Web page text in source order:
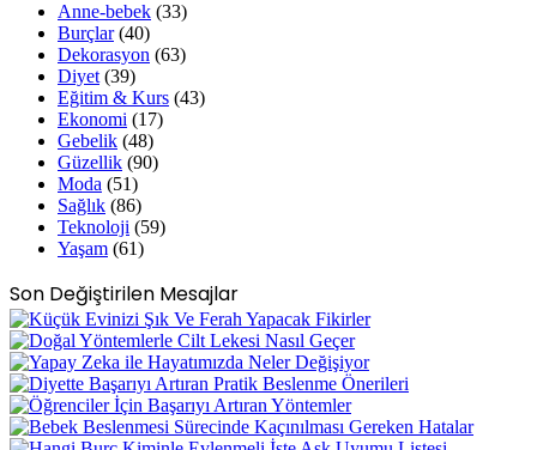
Anne-bebek (33)
Burçlar(40)
Dekorasyon (63)
Diyet (39)
Eğitim & Kurs (43)
Ekonomi (17)
Gebelik (48)
Güzellik (90)
Moda (51)
Sağlık (86)
Teknoloji (59)
Yaşam (61)
Son Değiştirilen Mesajlar